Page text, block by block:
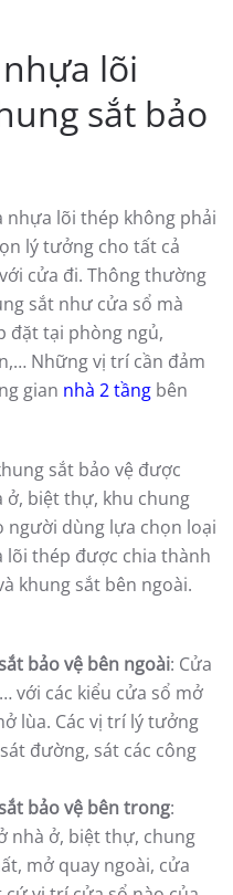
lõi
sắt bảo
nhựa lõi thép không phải
lý tưởng cho tất cả
cửa đi. Thông thường
sắt như cửa sổ mà
đặt tại phòng ngủ,
Những vị trí cần đảm
gian nhà 2 tầng bên
sắt bảo vệ được
ở, biệt thự, khu chung
người dùng lựa chọn loại
lõi thép được chia thành
khung sắt bên ngoài.
bảo vệ bên ngoài: Cửa
với các kiểu cửa sổ mở
lùa. Các vị trí lý tưởng
đường, sát các công
bảo vệ bên trong:
nhà ở, biệt thự, chung
mở quay ngoài, cửa